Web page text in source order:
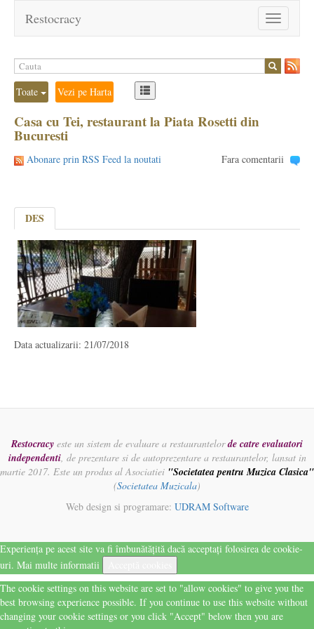
Toggle
navigation
Restocracy
Toate Vezi pe Harta
Casa cu Tei, restaurant la Piata Rosetti din
Bucuresti
Abonare prin RSS Feed la noutati Fara comentarii
DES
Data actualizarii: 21/07/2018
Restocracy este un sistem de evaluare a restaurantelorde catre evaluatori
independenti, de prezentare si de autoprezentare a restaurantelor, lansat in
martie 2017. Este un produs al Asociatiei "Societatea pentru Muzica Clasica"
(Societatea Muzicala)
Web design si programare: UDRAM Software
Experiența pe acest site va fi îmbunătățită dacă acceptați folosirea de cookie-
uri. Mai multe informatii
The cookie settings on this website are set to "allow cookies" to give you the
best browsing experience possible. If you continue to use this website without
changing your cookie settings or you click "Accept" below then you are